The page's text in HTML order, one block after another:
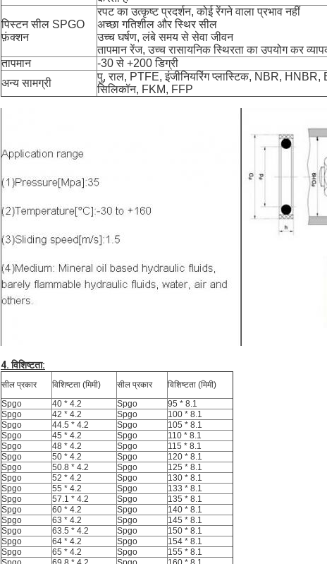
पिस्टन सील SPGO
फ़ंक्शन
रपट का उत्कृष्ट प्रदर्शन, कोई रेंगने वाला प्रभाव नहीं
अच्छा गतिशील और स्थिर सील
उच्च घर्षण, लंबे समय से सेवा जीवन
तापमान रेंज, उच्च रासायनिक स्थिरता का उपयोग कर
तापमान
-30 से +200 डिग्री
अन्य सामग्री
पु, राल, PTFE, इंजीनियरिंग प्लास्टिक, NBR, HNBR,
सिलिकॉन, FKM, FFP
4. विशिष्टता:
सील प्रकार विशिष्टता (मिमी) सील प्रकार
विशिष्टता (मिमी)
Spgo
40 * 4.2 Spgo
95 * 8.1
Spgo
42 * 4.2 Spgo
100 * 8.1
Spgo
44.5 * 4.2 Spgo
105 * 8.1
Spgo
45 * 4.2 Spgo
110 * 8.1
Spgo
48 * 4.2 Spgo
115 * 8.1
Spgo
50 * 4.2 Spgo
120 * 8.1
Spgo
50.8 * 4.2 Spgo
125 * 8.1
Spgo
52 * 4.2 Spgo
130 * 8.1
Spgo
55 * 4.2 Spgo
133 * 8.1
Spgo
57.1 * 4.2 Spgo
135 * 8.1
Spgo
60 * 4.2 Spgo
140 * 8.1
Spgo
63 * 4.2 Spgo
145 * 8.1
Spgo
63.5 * 4.2 Spgo
150 * 8.1
Spgo
64 * 4.2 Spgo
154 * 8.1
Spgo
65 * 4.2 Spgo
155 * 8.1